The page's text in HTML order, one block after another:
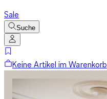
Sale
Suche
Keine Artikel im Warenkorb